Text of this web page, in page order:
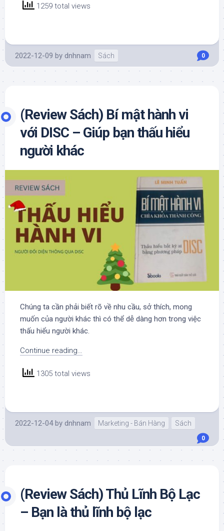
1259 total views
2022-12-09 by dnhnam Sách 0
(Review Sách) Bí mật hành vi
với DISC – Giúp bạn thấu hiểu
người khác
Chúng ta cần phải biết rõ về nhu cầu, sở thích, mong
muốn của người khác thì có thể dễ dàng hơn trong việc
thấu hiểu người khác.
Continue reading…
1305 total views
2022-12-04 by dnhnam Marketing - Bán Hàng Sách
0
(Review Sách) Thủ Lĩnh Bộ Lạc
– Bạn là thủ lĩnh bộ lạc